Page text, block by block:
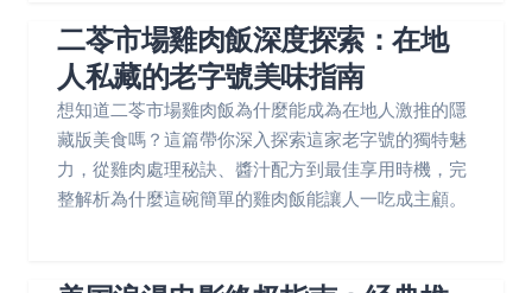
二苓市場雞肉飯深度探索：在地
人私藏的老字號美味指南
想知道二苓市場雞肉飯為什麼能成為在地人激推的隱
藏版美食嗎？這篇帶你深入探索這家老字號的獨特魅
力，從雞肉處理秘訣、醬汁配方到最佳享用時機，完
整解析為什麼這碗簡單的雞肉飯能讓人一吃成主顧。